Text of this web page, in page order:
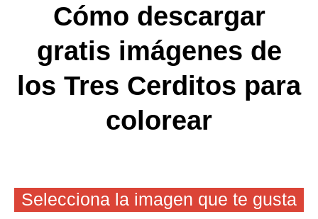
Cómo descargar
gratis imágenes de
los Tres Cerditos para
colorear
Selecciona la imagen que te gusta